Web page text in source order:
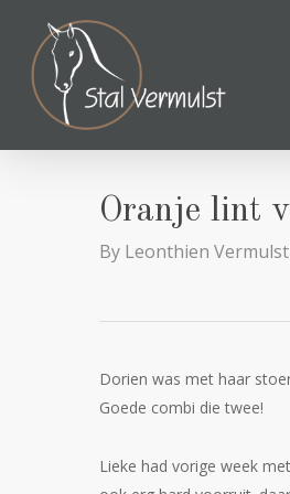
main
content
Oranje lint
By Leonthien Vermulst
Dorien was met haar
Goede combi die twee!
Lieke had vorige week